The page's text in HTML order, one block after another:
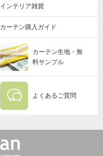
インテリア雑貨
カーテン購入ガイド
カーテン生地・無
料サンプル
よくあるご質問